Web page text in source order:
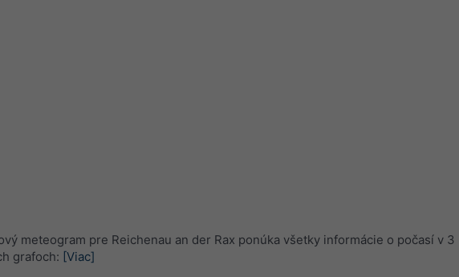
meteogram pre Reichenau an der Rax ponúka všetky informácie o počasí v 3
grafoch: [Viac]